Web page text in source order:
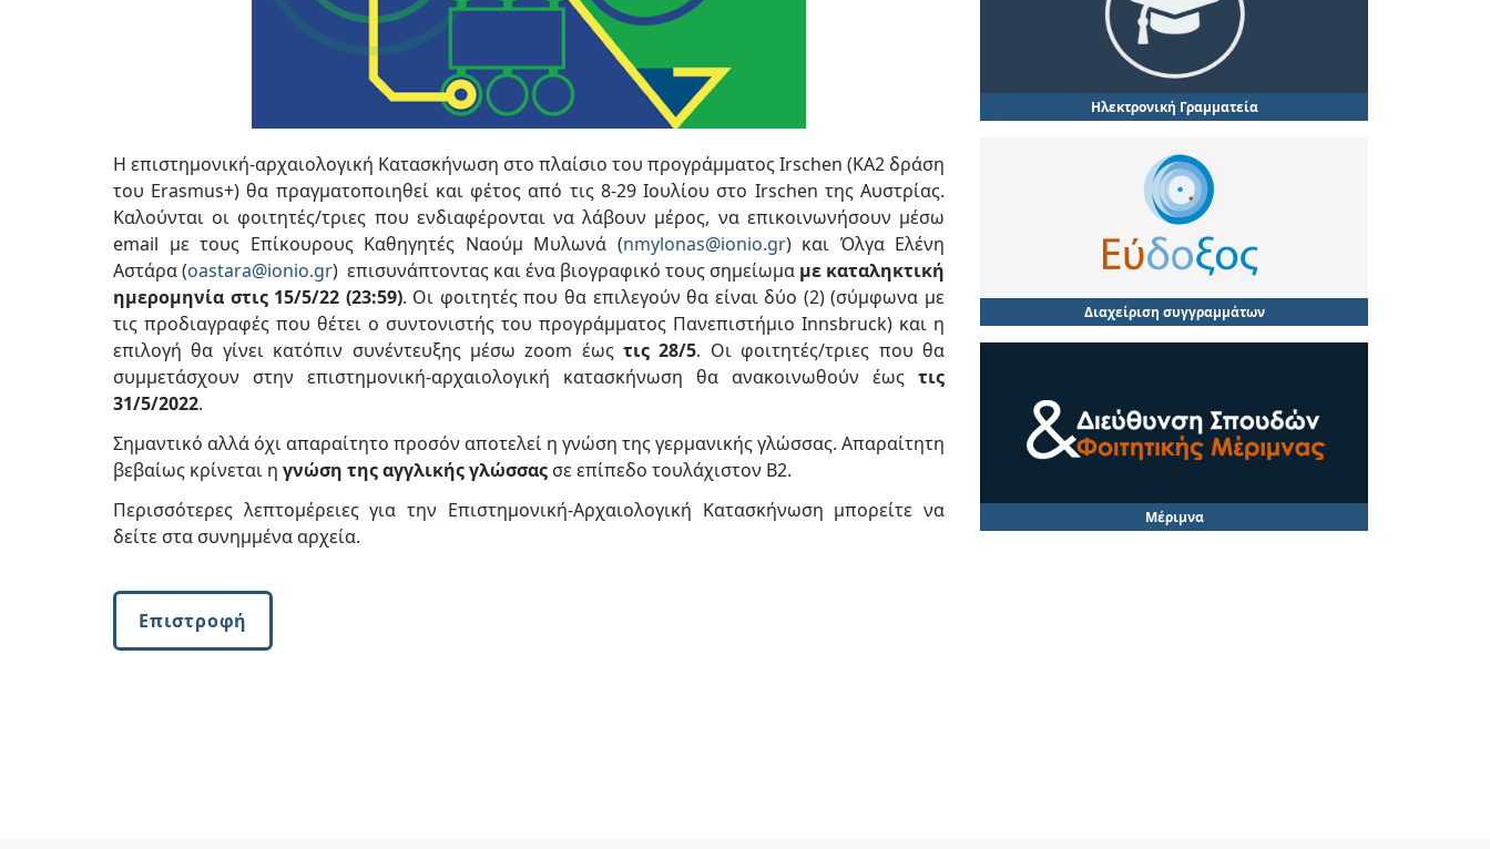
Η επιστημονική-αρχαιολογική Κατασκήνωση στο πλαίσιο του προγράμματος Irschen (KA2 δράση
του Erasmus+) θα πραγματοποιηθεί και φέτος από τις 8-29 Ιουλίου στο Irschen της Αυστρίας.
Καλούνται οι φοιτητές/τριες που ενδιαφέρονται να λάβουν μέρος, να επικοινωνήσουν μέσω
email με τους Επίκουρους Καθηγητές Ναούμ Μυλωνά (nmylonas@ionio.gr) και Όλγα Ελένη
Αστάρα (oastara@ionio.gr) επισυνάπτοντας και ένα βιογραφικό τους σημείωμα με καταληκτική
ημερομηνία στις 15/5/22 (23:59). Οι φοιτητές που θα επιλεγούν θα είναι δύο (2) (σύμφωνα με
τις προδιαγραφές που θέτει ο συντονιστής του προγράμματος Πανεπιστήμιο Innsbruck) και η
επιλογή θα γίνει κατόπιν συνέντευξης μέσω zoom έωςτις 28/5. Οι φοιτητές/τριες που θα
συμμετάσχουν στην επιστημονική-αρχαιολογική κατασκήνωση θα ανακοινωθούν έως τις
31/5/2022.
Σημαντικό αλλά όχι απαραίτητο προσόν αποτελεί η γνώση της γερμανικής γλώσσας. Απαραίτητη
βεβαίως κρίνεται η γνώση της αγγλικής γλώσσας σε επίπεδο τουλάχιστον Β2.
Περισσότερες λεπτομέρειες για την Επιστημονική-Αρχαιολογική Κατασκήνωση μπορείτε να
δείτε στα συνημμένα αρχεία.
Επιστροφή
Ηλεκτρονική Γραμματεία
Διαχείριση συγγραμμάτων
Μέριμνα